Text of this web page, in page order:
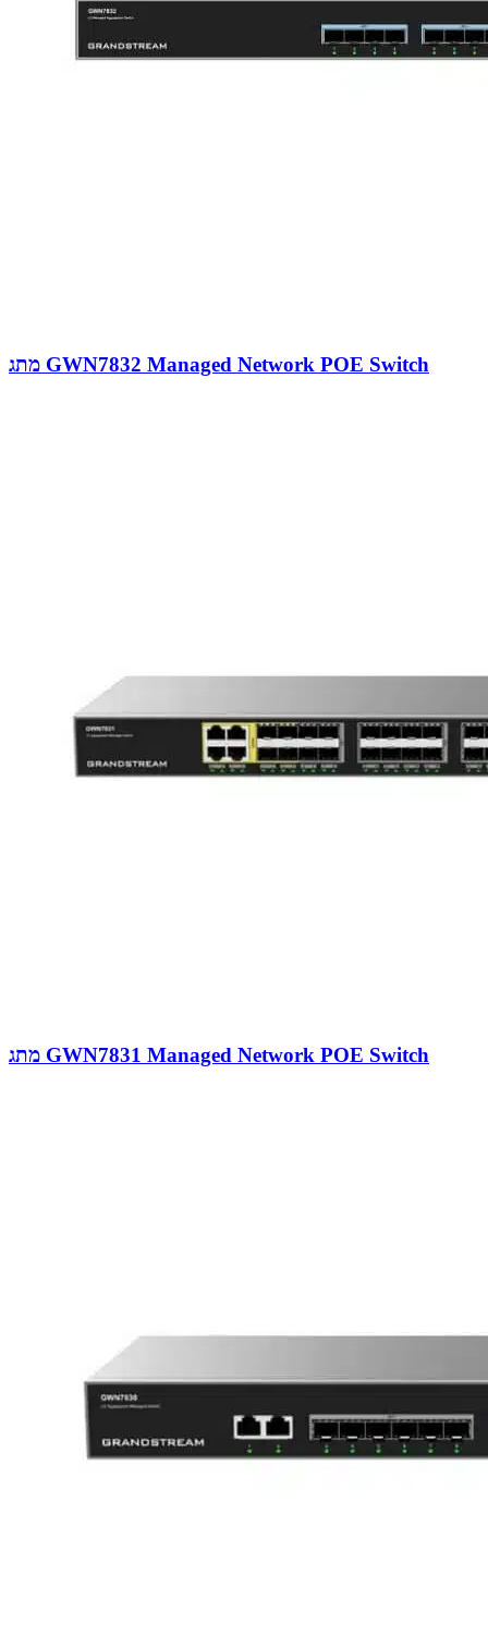
מתג GWN7832 Managed Network POE Switch
מתג GWN7831 Managed Network POE Switch